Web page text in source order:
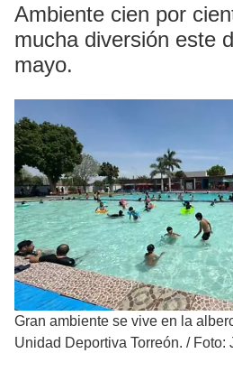
Ambiente cien por
mucha diversión este
mayo.
Gran ambiente se vive en la
Unidad Deportiva Torreón. / Foto: